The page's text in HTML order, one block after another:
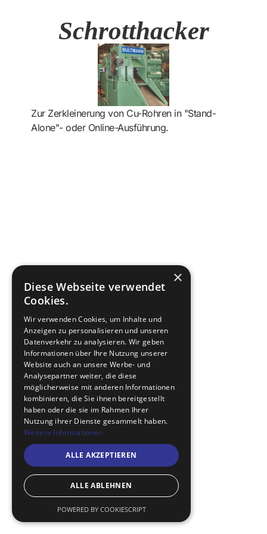
Schrotthacker
Zur Zerkleinerung von Cu-Rohren in "Stand-
Alone"- oder Online-Ausführung.
×
Diese Webseite verwendet
Cookies.
Wir verwenden Cookies, um Inhalte und
Anzeigen zu personalisieren und unseren
Datenverkehr zu analysieren. Wir geben
Informationen über Ihre Nutzung unserer
Website auch an unsere Werbe- und
Analysepartner weiter, die diese
möglicherweise mit anderen Informationen
kombinieren, die Sie ihnen bereitgestellt
haben oder die sie im Rahmen Ihrer
Nutzung ihrer Dienste gesammelt haben.
Weitere Informationen
ALLE AKZEPTIEREN
ALLE ABLEHNEN
POWERED BY COOKIESCRIPT